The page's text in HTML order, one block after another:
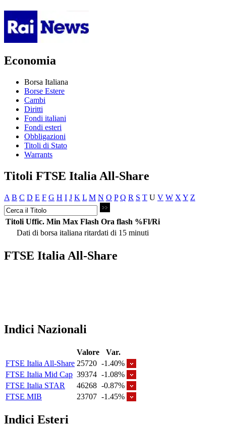
Economia
Borsa Italiana
Borse Estere
Cambi
Diritti
Fondi italiani
Fondi esteri
Obbligazioni
Titoli di Stato
Warrants
Titoli FTSE Italia All-Share
A B C D E F G H I J K L M N O P Q R S T U V W X Y Z
Titoli Uffic. Min Max Flash Ora flash %Fl/Ri
Dati di borsa italiana ritardati di 15 minuti
FTSE Italia All-Share
Indici Nazionali
Valore
Var.
FTSE Italia All-Share 25720 -1.40%
FTSE Italia Mid Cap 39374 -1.08%
FTSE Italia STAR
46268 -0.87%
FTSE MIB
23707 -1.45%
Indici Esteri